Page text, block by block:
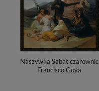
Naszywka Sabat czarownic
Francisco Goya